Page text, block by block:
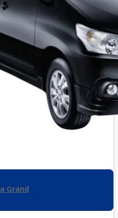
Grand